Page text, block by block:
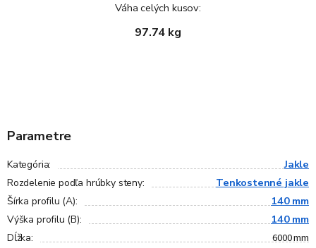
Váha celých kusov:
97.74 kg
Parametre
Kategória: Jakle
Rozdelenie podľa hrúbky steny: Tenkostenné jakle
Šírka profilu (A): 140 mm
Výška profilu (B): 140 mm
Dĺžka: 6000 mm